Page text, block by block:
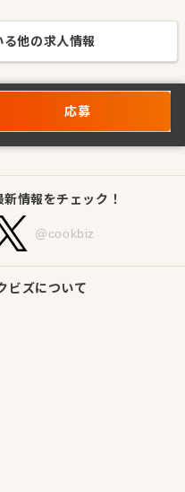
他の求人情報
応募
情報をチェック！
@cookbiz
ビズについて